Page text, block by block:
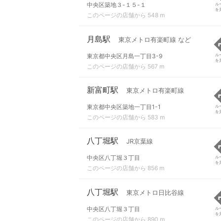
中央区築地３-１５-１
このページの店舗から 548 m
ル
を
月島駅 東京メトロ有楽町線 など
東京都中央区月島一丁目3-9
このページの店舗から 567 m
ル
を
新富町駅 東京メトロ有楽町線
東京都中央区築地一丁目1-1
このページの店舗から 583 m
ル
を
八丁堀駅 JR京葉線
中央区八丁堀３丁目
このページの店舗から 856 m
ル
を
八丁堀駅 東京メトロ日比谷線
中央区八丁堀３丁目
このページの店舗から 890 m
ル
を